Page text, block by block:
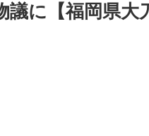
議に【福岡県大